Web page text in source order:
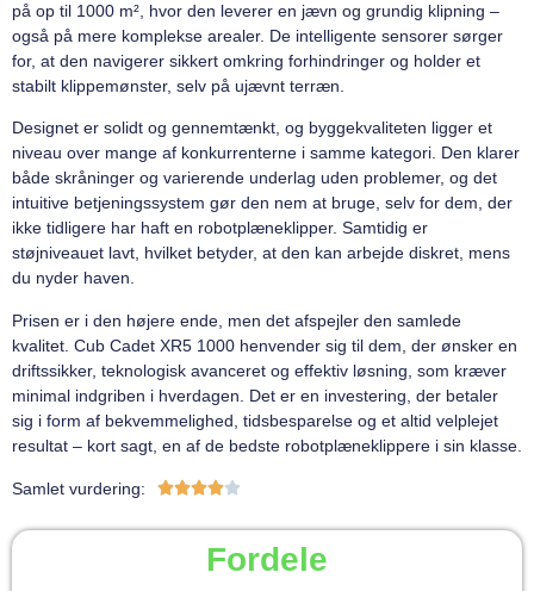
på op til 1000 m², hvor den leverer en jævn og grundig klipning –
også på mere komplekse arealer. De intelligente sensorer sørger
for, at den navigerer sikkert omkring forhindringer og holder et
stabilt klippemønster, selv på ujævnt terræn.
Designet er solidt og gennemtænkt, og byggekvaliteten ligger et
niveau over mange af konkurrenterne i samme kategori. Den klarer
både skråninger og varierende underlag uden problemer, og det
intuitive betjeningssystem gør den nem at bruge, selv for dem, der
ikke tidligere har haft en robotplæneklipper. Samtidig er
støjniveauet lavt, hvilket betyder, at den kan arbejde diskret, mens
du nyder haven.
Prisen er i den højere ende, men det afspejler den samlede
kvalitet. Cub Cadet XR5 1000 henvender sig til dem, der ønsker en
driftssikker, teknologisk avanceret og effektiv løsning, som kræver
minimal indgriben i hverdagen. Det er en investering, der betaler
sig i form af bekvemmelighed, tidsbesparelse og et altid velplejet
resultat – kort sagt, en af de bedste robotplæneklippere i sin klasse.
Samlet vurdering: 
Fordele